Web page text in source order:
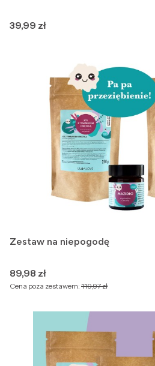
Cena
39,99 zł
Zestaw na niepogodę
Cena
89,98 zł
Cena poza zestawem: 119,97 zł